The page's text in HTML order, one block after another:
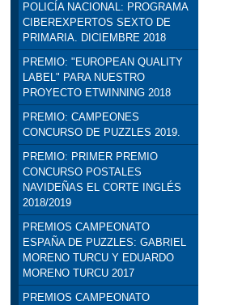
POLICÍA NACIONAL: PROGRAMA
CIBEREXPERTOS SEXTO DE
PRIMARIA. DICIEMBRE 2018
PREMIO: "EUROPEAN QUALITY
LABEL" PARA NUESTRO
PROYECTO ETWINNING 2018
PREMIO: CAMPEONES
CONCURSO DE PUZZLES 2019.
PREMIO: PRIMER PREMIO
CONCURSO POSTALES
NAVIDEÑAS EL CORTE INGLÉS
2018/2019
PREMIOS CAMPEONATO
ESPAÑA DE PUZZLES: GABRIEL
MORENO TURCU Y EDUARDO
MORENO TURCU 2017
PREMIOS CAMPEONATO